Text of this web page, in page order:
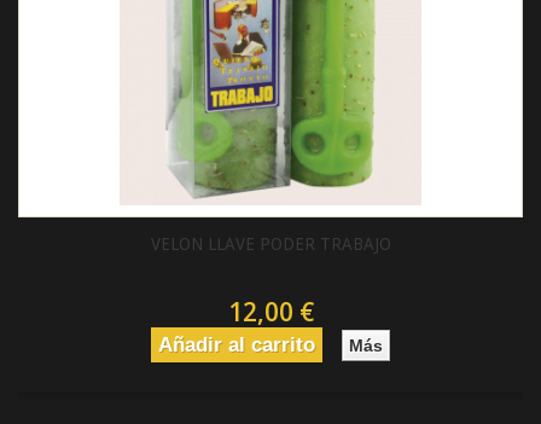
VELON LLAVE PODER TRABAJO
12,00 €
Añadir al carrito Más